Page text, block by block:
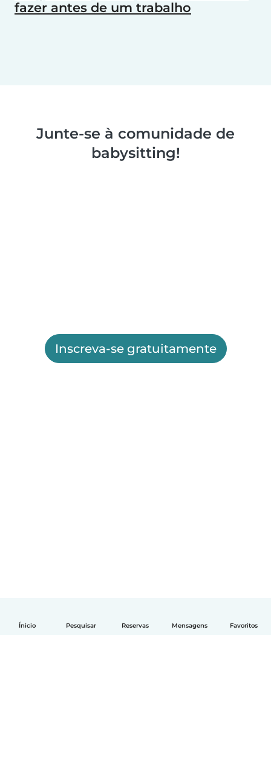
Ínicio Pesquisar Reservas Mensagens Favoritos
fazer antes de um trabalho
Junte-se à comunidade de
babysitting!
Inscreva-se gratuitamente